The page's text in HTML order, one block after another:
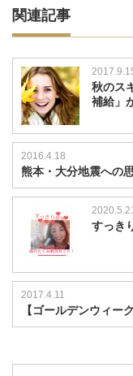
関連記事
秋のス
補給」
2016.4.18
熊本・大分地震への
2020.5.21
すっき
2017.4.11
【ゴールデンウィー